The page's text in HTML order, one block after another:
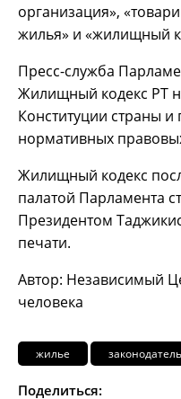
организация»,
жилья» и «жилищный
Пресс-служба
Жилищный кодекс РТ
Конституции страны и
нормативных
Жилищный кодекс
палатой Парламента
Президентом
печати.
Автор: Независимый
человека
жилье
Поделиться: